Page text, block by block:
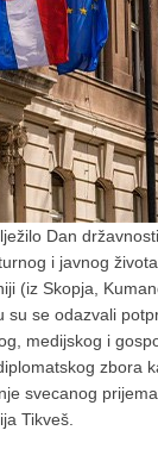
Dan
i javnog
(iz Skopja,
se odazvali
medijskog i
zbora
svecanog
Tikveš.